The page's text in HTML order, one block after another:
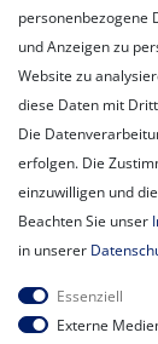
personenbezogene
und Anzeigen zu
Website zu
diese Daten mit
Die
erfolgen. Die
einzuwilligen und
Beachten Sie unser
in unserer
Essenziell
Externe